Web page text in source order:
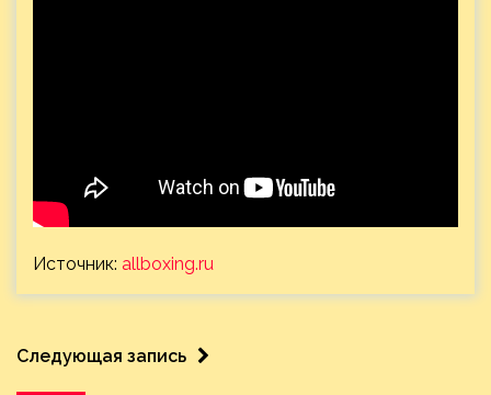
Источник: allboxing.ru
Следующая запись